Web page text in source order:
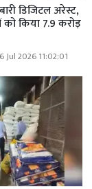
डिजिटल अरेस्ट,
को किया 7.9 करोड़
Jul 2026 11:02:01